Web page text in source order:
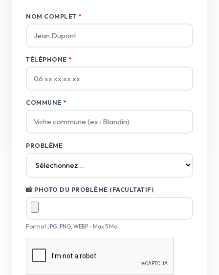
NOM COMPLET *
TÉLÉPHONE *
COMMUNE *
PROBLÈME
📸 PHOTO DU PROBLÈME (FACULTATIF)
Format JPG, PNG, WEBP - Max 5 Mo